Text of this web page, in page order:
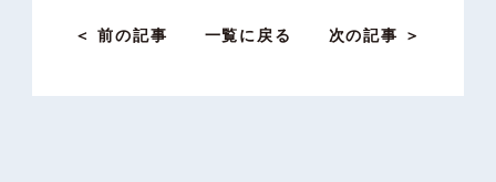
＜ 前の記事 一覧に戻る 次の記事 ＞